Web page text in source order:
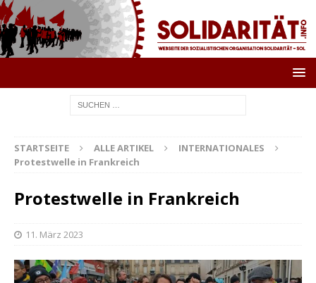
STARTSEITE ALLE ARTIKEL
INTERNATIONALES
Protestwelle in Frankreich
Protestwelle in Frankreich
11. März 2023